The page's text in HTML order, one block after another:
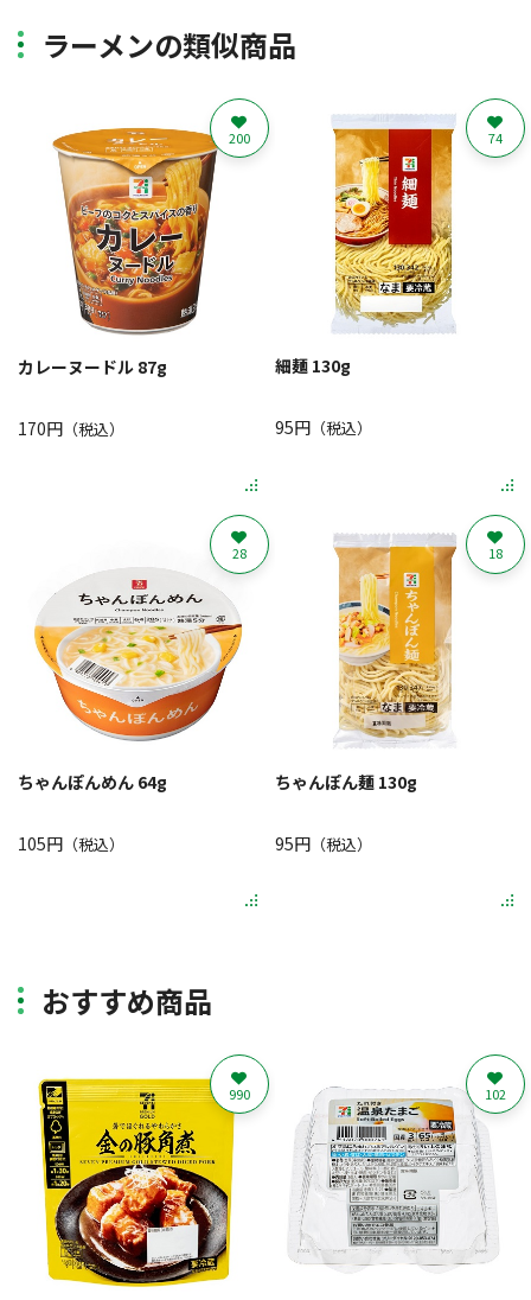
ラーメンの類似商品
カレーヌードル 87g
170円 （税込）
200
細麺 130g
95円（税込）
74
ちゃんぽんめん 64g
105円 （税込）
28
ちゃんぽん麺 130g
95円（税込）
18
おすすめ商品
990 102